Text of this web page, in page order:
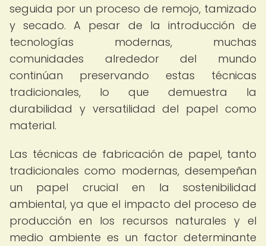
seguida por un proceso de remojo, tamizado
y secado. A pesar de la introducción de
tecnologías modernas, muchas
comunidades alrededor del mundo
continúan preservando estas técnicas
tradicionales, lo que demuestra la
durabilidad y versatilidad del papel como
material.
Las técnicas de fabricación de papel, tanto
tradicionales como modernas, desempeñan
un papel crucial en la sostenibilidad
ambiental, ya que el impacto del proceso de
producción en los recursos naturales y el
medio ambiente es un factor determinante